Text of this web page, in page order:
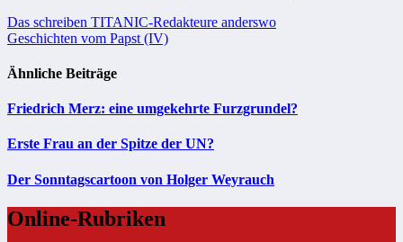
Beitragsnavigation
Das schreiben TITANIC-Redakteure anderswo
Geschichten vom Papst (IV)
Ähnliche Beiträge
Friedrich Merz: eine umgekehrte Furzgrundel?
Erste Frau an der Spitze der UN?
Der Sonntagscartoon von Holger Weyrauch
Online-Rubriken